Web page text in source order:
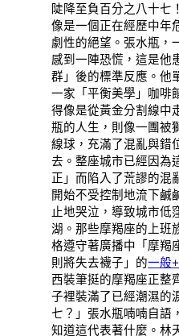
陡降至負百分之八十七
像是一個正在經歷中年
劇性的絕望。張水瓶，
感到一陣恐慌，這是他
群」後的標準反應。他
一家「平衡美學」咖啡
得像是從黃金分割線中
瓶的人生，則像一團被
線球，充滿了混亂與錯
去。整座城市已經因為
正」而陷入了荒謬的混
開始不受控制地流下鹹
止地哭泣，導致城市低
湖。那些摩羯座的上班
格遵守著廣播中「摩羯
則將失去襪子」的一般
西裝筆挺的摩羯座正整
子裡裝滿了已經潮濕的
七？」張水瓶喃喃自語
知道這代表著什麼。林